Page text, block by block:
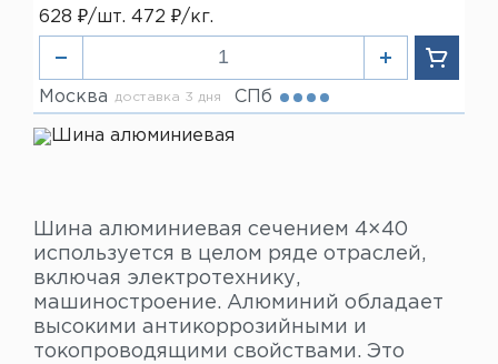
628 ₽/шт. 472 ₽/кг.
Москва доставка 3 дня СПб
Шина алюминиевая сечением 4×40
используется в целом ряде отраслей,
включая электротехнику,
машиностроение. Алюминий обладает
высокими антикоррозийными и
токопроводящими свойствами. Это